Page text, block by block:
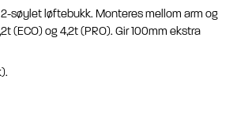
søylet løftebukk. Monteres mellom arm og
(ECO) og 4,2t (PRO). Gir 100mm ekstra